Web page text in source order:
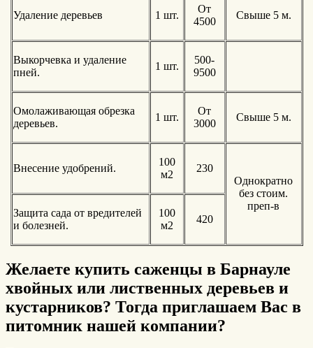
Удаление деревьев 1 шт.
От
4500
Свыше 5 м.
Выкорчевка и удаление
пней.
1 шт.
500-
9500
Омолаживающая обрезка
деревьев.
1 шт.
От
3000
Свыше 5 м.
Внесение удобрений.
100
м2
230
Однократно
без стоим.
преп-в
Защита сада от вредителей
и болезней.
100
м2
420
Желаете купить саженцы в Барнауле
хвойных или лиственных деревьев и
кустарников? Тогда приглашаем Вас в
питомник нашей компании?